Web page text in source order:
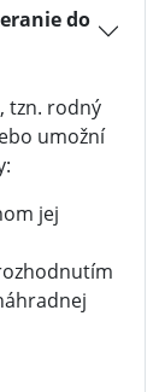
do
tzn. rodný
umožní
jej